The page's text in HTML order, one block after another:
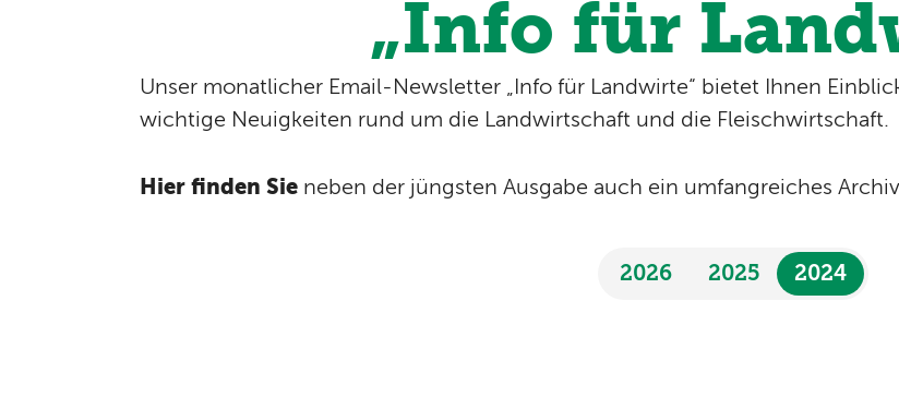
„Info für
Unser monatlicher Email-Newsletter „Info für Landwirte“ bietet Ihnen
wichtige Neuigkeiten rund um die Landwirtschaft und die Fleischwirtschaft.
Hier finden Sie neben der jüngsten Ausgabe auch ein umfangreiches
2026 2025 2024